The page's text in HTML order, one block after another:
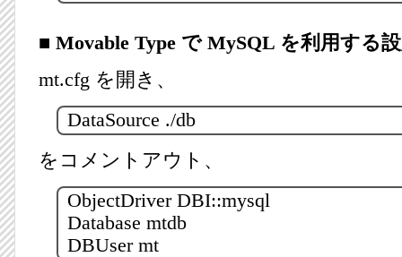
■ Movable Type で MySQL を利用する
mt.cfg を開き、
DataSource ./db
をコメントアウト、
ObjectDriver DBI::mysql
Database mtdb
DBUser mt